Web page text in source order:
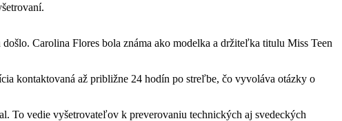
Carolina Flores bola známa ako modelka a držiteľka titulu Miss Teen
kontaktovaná až približne 24 hodín po streľbe, čo vyvoláva otázky o
To vedie vyšetrovateľov k preverovaniu technických aj svedeckých